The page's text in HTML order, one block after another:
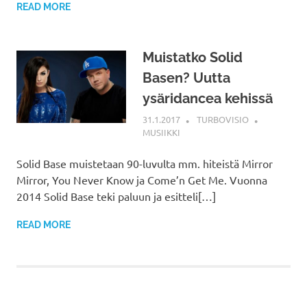
READ MORE
Muistatko Solid
Basen? Uutta
ysäridancea kehissä
31.1.2017
TURBOVISIO
MUSIIKKI
Solid Base muistetaan 90-luvulta mm. hiteistä Mirror
Mirror, You Never Know ja Come’n Get Me. Vuonna
2014 Solid Base teki paluun ja esitteli[…]
READ MORE